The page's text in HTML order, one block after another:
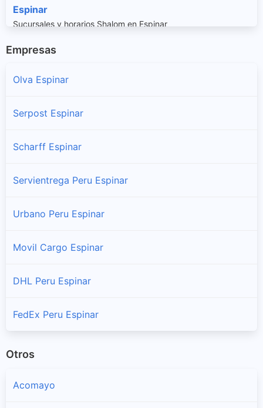
Espinar
Sucursales y horarios Shalom en Espinar
Ocoruro
Sucursales y horarios Shalom en Pallpata
Pichigua
Sucursales y horarios Shalom en Suyckutambo
Empresas
Olva Espinar
Serpost Espinar
Scharff Espinar
Servientrega Peru Espinar
Urbano Peru Espinar
Movil Cargo Espinar
DHL Peru Espinar
FedEx Peru Espinar
Otros
Acomayo